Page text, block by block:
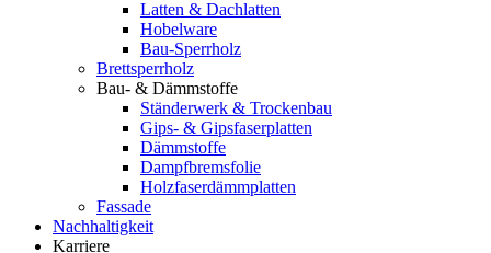
Latten & Dachlatten
Hobelware
Bau-Sperrholz
Brettsperrholz
Bau- & Dämmstoffe
Ständerwerk & Trockenbau
Gips- & Gipsfaserplatten
Dämmstoffe
Dampfbremsfolie
Holzfaserdämmplatten
Fassade
Nachhaltigkeit
Karriere